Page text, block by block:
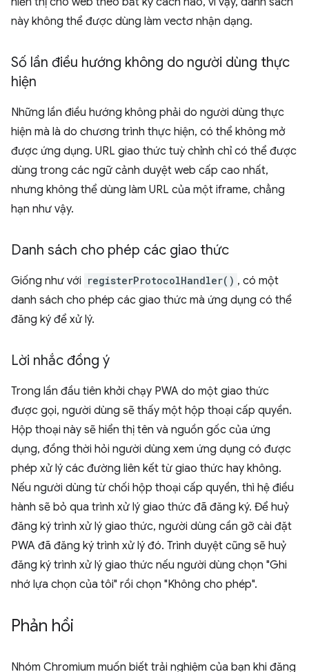
này không thể được dùng làm vectơ nhận dạng.
Số lần điều hướng không do người dùng thực
hiện
Những lần điều hướng không phải do người dùng thực
hiện mà là do chương trình thực hiện, có thể không mở
được ứng dụng. URL giao thức tuỳ chỉnh chỉ có thể được
dùng trong các ngữ cảnh duyệt web cấp cao nhất,
nhưng không thể dùng làm URL của một iframe, chẳng
hạn như vậy.
Danh sách cho phép các giao thức
Giống như với registerProtocolHandler() , có một
danh sách cho phép các giao thức mà ứng dụng có thể
đăng ký để xử lý.
Lời nhắc đồng ý
Trong lần đầu tiên khởi chạy PWA do một giao thức
được gọi, người dùng sẽ thấy một hộp thoại cấp quyền.
Hộp thoại này sẽ hiển thị tên và nguồn gốc của ứng
dụng, đồng thời hỏi người dùng xem ứng dụng có được
phép xử lý các đường liên kết từ giao thức hay không.
Nếu người dùng từ chối hộp thoại cấp quyền, thì hệ điều
hành sẽ bỏ qua trình xử lý giao thức đã đăng ký. Để huỷ
đăng ký trình xử lý giao thức, người dùng cần gỡ cài đặt
PWA đã đăng ký trình xử lý đó. Trình duyệt cũng sẽ huỷ
đăng ký trình xử lý giao thức nếu người dùng chọn "Ghi
nhớ lựa chọn của tôi" rồi chọn "Không cho phép".
Phản hồi
Nhóm Chromium muốn biết trải nghiệm của bạn khi đăng